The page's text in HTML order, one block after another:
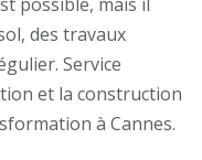
des travaux
Service
et la construction
à Cannes.